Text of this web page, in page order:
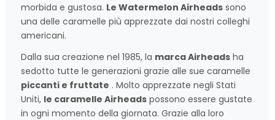
morbida e gustosa. Le Watermelon Airheads sono
una delle caramelle più apprezzate dai nostri colleghi
americani.
Dalla sua creazione nel 1985, la marca Airheads ha
sedotto tutte le generazioni grazie alle sue caramelle
piccanti e fruttate . Molto apprezzate negli Stati
Uniti, le caramelle Airheads possono essere gustate
in ogni momento della giornata. Grazie alla loro